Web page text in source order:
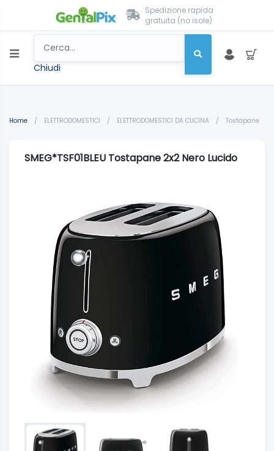
Spedizione rapida
gratuita (no isole)
Chiudi
Home / ELETTRODOMESTICI / ELETTRODOMESTICI DA CUCINA / Tostapane
SMEG*TSF01BLEU Tostapane 2x2 Nero Lucido